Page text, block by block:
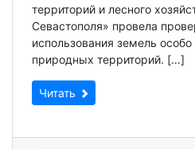
территорий и лесного
Севастополя» провела
использования земель
природных территорий. […]
Читать